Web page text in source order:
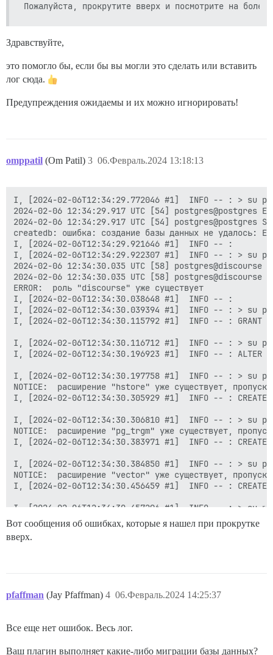
Здравствуйте,
это помогло бы, если бы вы могли это сделать или вставить
лог сюда.
Предупреждения ожидаемы и их можно игнорировать!
omppatil (Om Patil) 06.Февраль.2024 13:18:13
3
I, [2024-02-06T12:34:29.772046 #1]  INFO -- : > su
2024-02-06 12:34:29.917 UTC [54] postgres@postgres
2024-02-06 12:34:29.917 UTC [54] postgres@postgres
createdb: ошибка: создание базы данных не удалось:
I, [2024-02-06T12:34:29.921646 #1]  INFO -- :
I, [2024-02-06T12:34:29.922307 #1]  INFO -- : >
2024-02-06 12:34:30.035 UTC [58] postgres@discourse
2024-02-06 12:34:30.035 UTC [58] postgres@discourse
ERROR:  роль "discourse" уже существует
I, [2024-02-06T12:34:30.038648 #1]  INFO -- :
I, [2024-02-06T12:34:30.039394 #1]  INFO -- : >
I, [2024-02-06T12:34:30.115792 #1]  INFO -- : GRANT
I, [2024-02-06T12:34:30.116712 #1]  INFO -- : > su
I, [2024-02-06T12:34:30.196923 #1]  INFO -- : ALTER
I, [2024-02-06T12:34:30.197758 #1]  INFO -- : >
NOTICE:  расширение "hstore" уже существует,
I, [2024-02-06T12:34:30.305929 #1]  INFO -- : CREATE
I, [2024-02-06T12:34:30.306810 #1]  INFO -- : >
NOTICE:  расширение "pg_trgm" уже существует,
I, [2024-02-06T12:34:30.383971 #1]  INFO -- : CREATE
I, [2024-02-06T12:34:30.384850 #1]  INFO -- : >
NOTICE:  расширение "vector" уже существует,
I, [2024-02-06T12:34:30.456459 #1]  INFO -- : CREATE
I, [2024-02-06T12:34:30.457296 #1]  INFO -- : >
NOTICE:  расширение "hstore" уже существует,
I, [2024-02-06T12:34:30.535128 #1]  INFO -- : CREATE
I, [2024-02-06T12:34:30.607292 #1]  INFO -- : >
I, [2024-02-06T12:34:30.687340 #1]  INFO -- : update
Вот сообщения об ошибках, которые я нашел при прокрутке
вверх.
pfaffman (Jay Pfaffman) 06.Февраль.2024 14:25:37
4
Все еще нет ошибок. Весь лог.
Ваш плагин выполняет какие-либо миграции базы данных?